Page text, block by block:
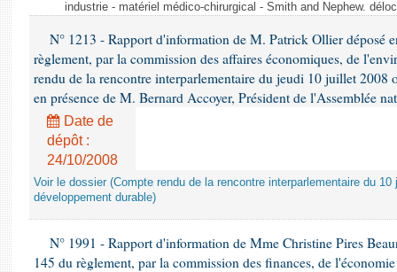
industrie - matériel médico-chirurgical - Smith and Nephew.
N° 1213 - Rapport d'information de M. Patrick Ollier déposé
règlement, par la commission des affaires économiques, de
rendu de la rencontre interparlementaire du jeudi 10 juillet 2008
en présence de M. Bernard Accoyer, Président de l'Assemblée
Date de
dépôt :
24/10/2008
Voir le dossier (Compte rendu de la rencontre interparlementaire du
développement durable)
N° 1991 - Rapport d'information de Mme Christine Pires
145 du règlement, par la commission des finances, de